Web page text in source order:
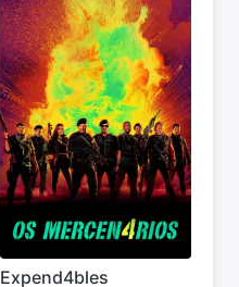
Expend4bles